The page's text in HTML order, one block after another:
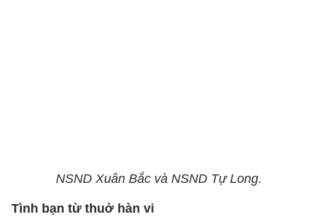
NSND Xuân Bắc và NSND Tự Long.
Tình bạn từ thuở hàn vi